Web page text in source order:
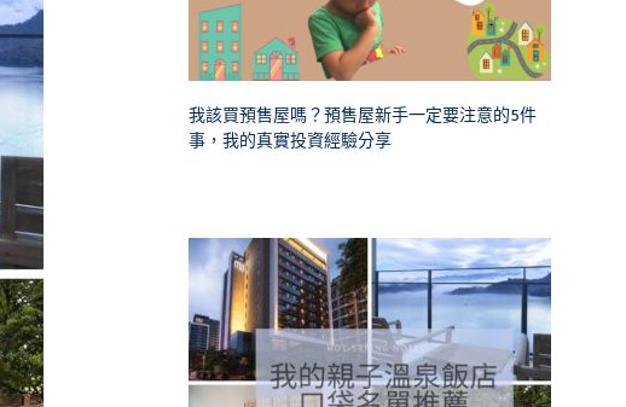
我該買預售屋嗎？預售屋新手一定要注意的5件
事，我的真實投資經驗分享